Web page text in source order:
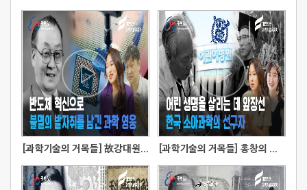
[과학기술의 거목들] 故강대원 유공자 [과학기술의 거목들] 홍창의 유공자